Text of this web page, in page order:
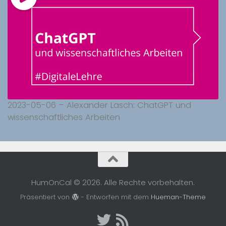
2023-05-06 – Alexander Lasch: ChatGPT und
wissenschaftliches Arbeiten
HumOnCal © 2026. Alle Rechte vorbehalten.
Präsentiert von - Entworfen mit dem Hueman-Theme